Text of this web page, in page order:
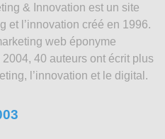
& Innovation est un site
et l’innovation créé en 1996.
web éponyme
2004, 40 auteurs ont écrit plus
l’innovation et le digital.